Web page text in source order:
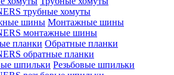
трубные хомуты
Монтажные шины
монтажные шины
Обратные планки
обратные планки
Резьбовые шпильки